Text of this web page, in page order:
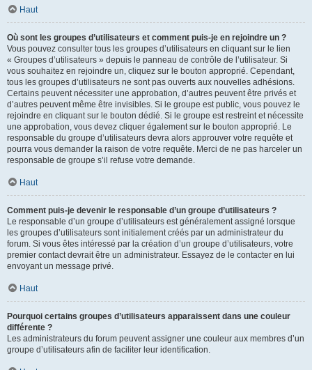
Haut
Où sont les groupes d’utilisateurs et comment puis-je en rejoindre un ?
Vous pouvez consulter tous les groupes d’utilisateurs en cliquant sur le lien
« Groupes d’utilisateurs » depuis le panneau de contrôle de l’utilisateur. Si
vous souhaitez en rejoindre un, cliquez sur le bouton approprié. Cependant,
tous les groupes d’utilisateurs ne sont pas ouverts aux nouvelles adhésions.
Certains peuvent nécessiter une approbation, d’autres peuvent être privés et
d’autres peuvent même être invisibles. Si le groupe est public, vous pouvez le
rejoindre en cliquant sur le bouton dédié. Si le groupe est restreint et nécessite
une approbation, vous devez cliquer également sur le bouton approprié. Le
responsable du groupe d’utilisateurs devra alors approuver votre requête et
pourra vous demander la raison de votre requête. Merci de ne pas harceler un
responsable de groupe s’il refuse votre demande.
Haut
Comment puis-je devenir le responsable d’un groupe d’utilisateurs ?
Le responsable d’un groupe d’utilisateurs est généralement assigné lorsque
les groupes d’utilisateurs sont initialement créés par un administrateur du
forum. Si vous êtes intéressé par la création d’un groupe d’utilisateurs, votre
premier contact devrait être un administrateur. Essayez de le contacter en lui
envoyant un message privé.
Haut
Pourquoi certains groupes d’utilisateurs apparaissent dans une couleur
différente ?
Les administrateurs du forum peuvent assigner une couleur aux membres d’un
groupe d’utilisateurs afin de faciliter leur identification.